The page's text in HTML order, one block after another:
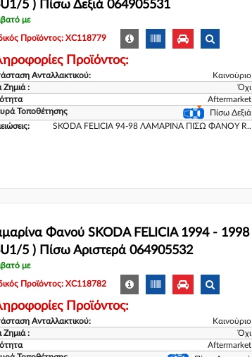
5 ) Πίσω Δεξιά 064905531
με
Προϊόντος: XC118779
Προϊόντος:
Ανταλλακτικού:
Καινούριο
Ζημιά :
Όχι
Aftermarket
Τοποθέτησης
Πίσω Δεξιά
SKODA FELICIA 94-98 ΛΑΜΑΡΙΝΑ ΠΙΣΩ ΦΑΝΟΥ R..
Φανού SKODA FELICIA 1994 - 1998
5 ) Πίσω Αριστερά 064905532
με
Προϊόντος: XC118782
Προϊόντος:
Ανταλλακτικού:
Καινούριο
Ζημιά :
Όχι
Aftermarket